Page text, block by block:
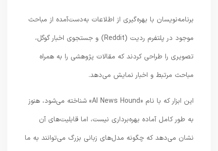
برنامه‌نویسان با بهره‌گیری از اطلاعات به‌دست‌آمده از مباحث
موجود در پلتفرم ردیت (Reddit) و جستجوی اخبار گوگل،
تصویری را طراحی کردند که مقالات پژوهشی را به همراه
مباحث مرتبط و اخبار نمایش می‌دهد.
این ابزار که با نام «AI News Hound» شناخته می‌شود، هنوز
به طور کامل آماده بهره‌برداری نیست، اما قابلیت‌های آن
نشان می‌دهد که چگونه مدل‌های زبانی بزرگ می‌توانند به ما